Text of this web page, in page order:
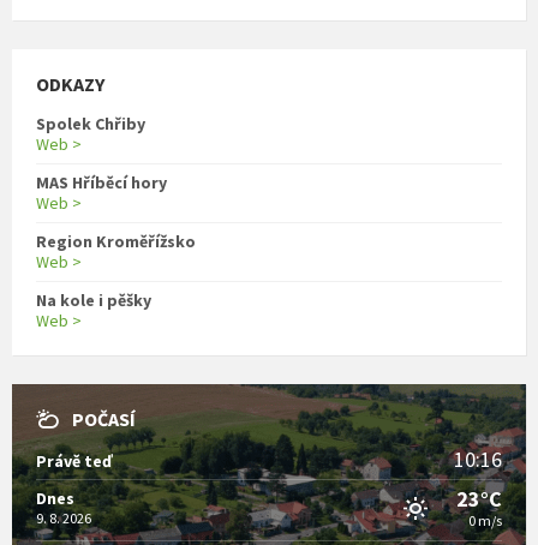
ODKAZY
Spolek Chřiby
Web >
MAS Hříběcí hory
Web >
Region Kroměřížsko
Web >
Na kole i pěšky
Web >
POČASÍ
Právě teď 10:16
Dnes
9. 8. 2026
23°C
0 m/s